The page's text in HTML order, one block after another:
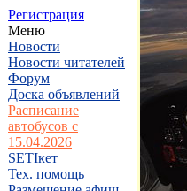
Регистрация
Меню
Новости
Новости читателей
Форум
Доска объявлений
Расписание
автобусов с
15.04.2026
SETIкет
Тех. помощь